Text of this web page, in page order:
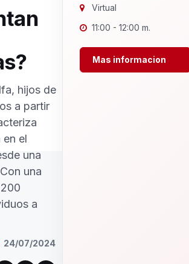
hijos de
a partir
en el
una
una
a
24/07/2024
Virtual
11:00 - 12:00 m.
Mas informacion